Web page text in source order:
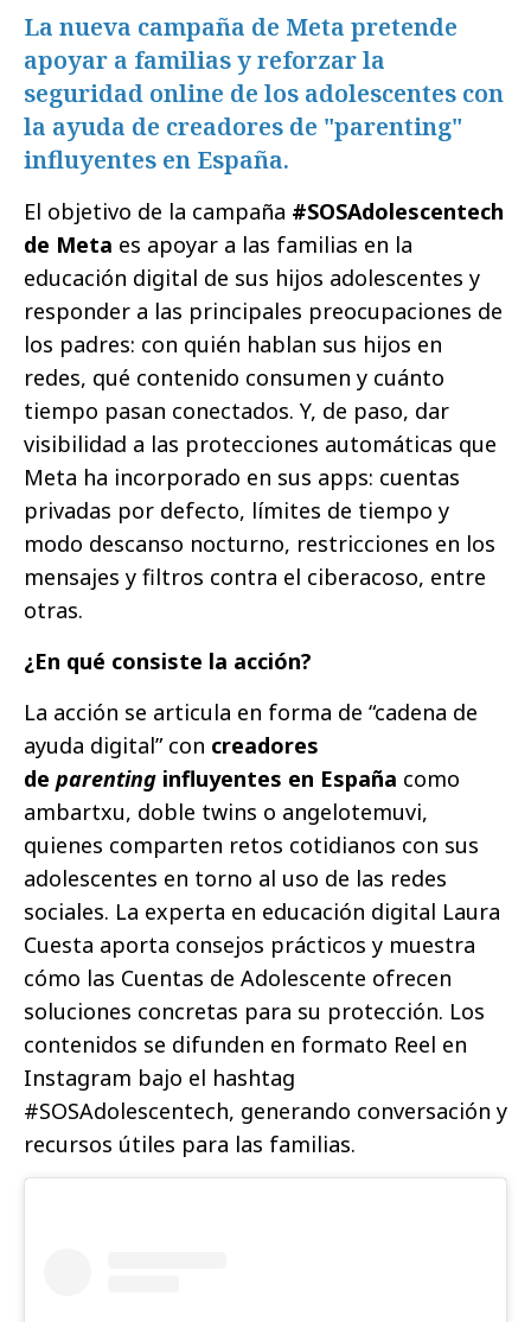
La nueva campaña de Meta pretende
apoyar a familias y reforzar la
seguridad online de los adolescentes con
la ayuda de creadores de "parenting"
influyentes en España.
El objetivo de la campaña #SOSAdolescentech
de Meta es apoyar a las familias en la
educación digital de sus hijos adolescentes y
responder a las principales preocupaciones de
los padres: con quién hablan sus hijos en
redes, qué contenido consumen y cuánto
tiempo pasan conectados. Y, de paso, dar
visibilidad a las protecciones automáticas que
Meta ha incorporado en sus apps: cuentas
privadas por defecto, límites de tiempo y
modo descanso nocturno, restricciones en los
mensajes y filtros contra el ciberacoso, entre
otras.
¿En qué consiste la acción?
La acción se articula en forma de “cadena de
ayuda digital” con creadores
de parenting influyentes en España como
ambartxu, doble twins o angelotemuvi,
quienes comparten retos cotidianos con sus
adolescentes en torno al uso de las redes
sociales. La experta en educación digital Laura
Cuesta aporta consejos prácticos y muestra
cómo las Cuentas de Adolescente ofrecen
soluciones concretas para su protección. Los
contenidos se difunden en formato Reel en
Instagram bajo el hashtag
#SOSAdolescentech, generando conversación y
recursos útiles para las familias.